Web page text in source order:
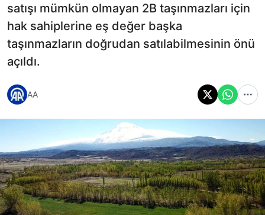
satışı mümkün olmayan 2B taşınmazları için
hak sahiplerine eş değer başka
taşınmazların doğrudan satılabilmesinin önü
açıldı.
AA